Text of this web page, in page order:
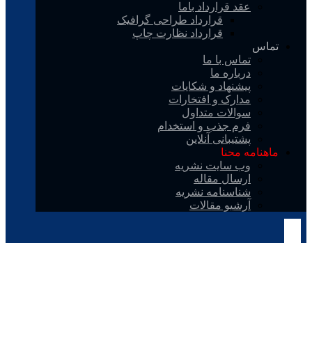
عقد قرارداد باما
قرارداد طراحی گرافیک
قرارداد نظارت چاپ
تماس
تماس با ما
درباره ما
پیشنهاد و شکایات
مدارک و افتخارات
سوالات متداول
فرم جذب و استخدام
پشتیبانی آنلاین
ماهنامه محنا
وب سایت نشریه
ارسال مقاله
شناسنامه نشریه
آرشیو مقالات